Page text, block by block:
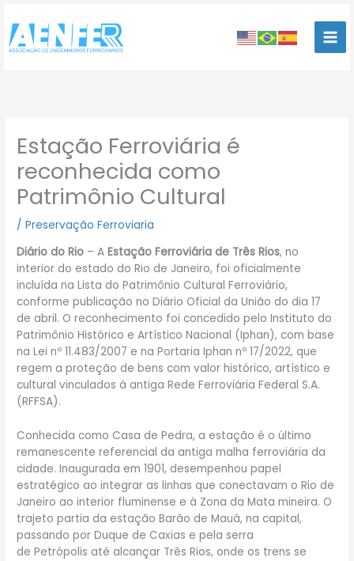
para
conteúdo
Estação Ferroviária é
reconhecida como
Patrimônio Cultural
/Preservação Ferroviaria
Diário do Rio – AEstação Ferroviária de Três Rios, no
interior do estado do Rio de Janeiro, foi oficialmente
incluída na Lista do Patrimônio Cultural Ferroviário,
conforme publicação no Diário Oficial da União do dia 17
de abril. O reconhecimento foi concedido pelo Instituto do
Patrimônio Histórico e Artístico Nacional (Iphan), com base
na Lei nº 11.483/2007 e na Portaria Iphan nº 17/2022, que
regem a proteção de bens com valor histórico, artístico e
cultural vinculados à antiga Rede Ferroviária Federal S.A.
(RFFSA).
Conhecida como Casa de Pedra, a estação é o último
remanescente referencial da antiga malha ferroviária da
cidade. Inaugurada em 1901, desempenhou papel
estratégico ao integrar as linhas que conectavam o Rio de
Janeiro ao interior fluminense e à Zona da Mata mineira. O
trajeto partia da estação Barão de Mauá, na capital,
passando por Duque de Caxias e pela serra
de Petrópolis até alcançar Três Rios, onde os trens se